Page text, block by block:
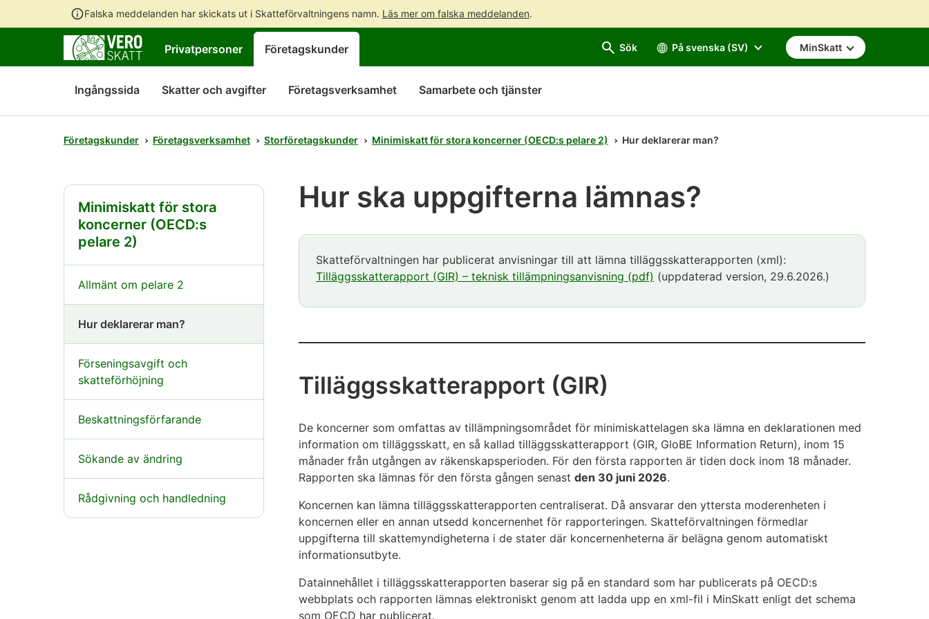
Falska meddelanden har skickats ut i Skatteförvaltningens namn. Läs mer om falska meddelanden.
till
innehållet
hela
webbplatsens
Privatpersoner Företagskunder Sök På svenska (SV) MinSkatt
Ingångssida Skatter och avgifter Företagsverksamhet Samarbete och tjänster
Företagskunder Företagsverksamhet Storföretagskunder Minimiskatt för stora koncerner (OECD:s pelare 2) Hur deklarerar man?
Minimiskatt för stora
koncerner (OECD:s
pelare 2)
Allmänt om pelare 2
Hur deklarerar man?
Förseningsavgift och
skatteförhöjning
Beskattningsförfarande
Sökande av ändring
Rådgivning och handledning
Hur ska uppgifterna lämnas?
Esimerkki
alkaa
Skatteförvaltningen har publicerat anvisningar till att lämna tilläggsskatterapporten (xml):
Tilläggsskatterapport (GIR) – teknisk tillämpningsanvisning (pdf) (uppdaterad version, 29.6.2026.)
Tilläggsskatterapport (GIR)
De koncerner som omfattas av tillämpningsområdet för minimiskattelagen ska lämna en deklarationen med
information om tilläggsskatt, en så kallad tilläggsskatterapport (GIR, GloBE Information Return), inom 15
månader från utgången av räkenskapsperioden. För den första rapporten är tiden dock inom 18 månader.
Rapporten ska lämnas för den första gången senast den 30 juni 2026.
Koncernen kan lämna tilläggsskatterapporten centraliserat. Då ansvarar den yttersta moderenheten i
koncernen eller en annan utsedd koncernenhet för rapporteringen. Skatteförvaltningen förmedlar
uppgifterna till skattemyndigheterna i de stater där koncernenheterna är belägna genom automatiskt
informationsutbyte.
Datainnehållet i tilläggsskatterapporten baserar sig på en standard som har publicerats på OECD:s
webbplats och rapporten lämnas elektroniskt genom att ladda upp en xml-fil i MinSkatt enligt det schema
som OECD har publicerat.